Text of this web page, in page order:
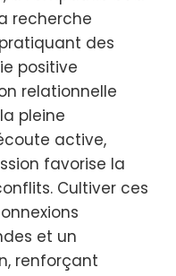
les
en favorisant la
et l’auto-
à une
l’empathie et à
recherche
des
positive
relationnelle